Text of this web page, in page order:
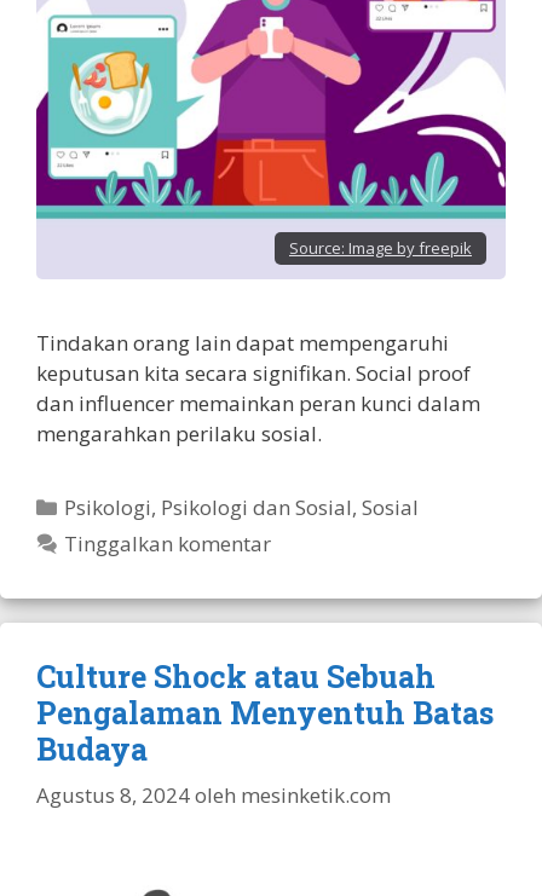
Source: Image by freepik
Tindakan orang lain dapat mempengaruhi
keputusan kita secara signifikan. Social proof
dan influencer memainkan peran kunci dalam
mengarahkan perilaku sosial.
Kategori
Psikologi, Psikologi dan Sosial,Sosial
Tinggalkan komentar
Culture Shock atau Sebuah
Pengalaman Menyentuh Batas
Budaya
Agustus 8, 2024oleh mesinketik.com